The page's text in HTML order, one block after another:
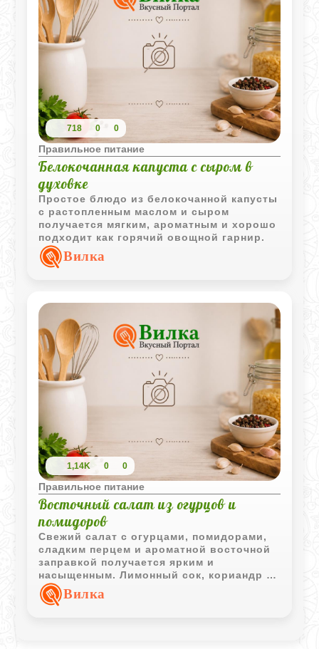
718 0 0
Правильное питание
Белокочанная капуста с сыром в
духовке
Простое блюдо из белокочанной капусты
с растопленным маслом и сыром
получается мягким, ароматным и хорошо
подходит как горячий овощной гарнир.
Вилка
1,14K 0 0
Правильное питание
Восточный салат из огурцов и
помидоров
Свежий салат с огурцами, помидорами,
сладким перцем и ароматной восточной
заправкой получается ярким и
насыщенным. Лимонный сок, кориандр и
базилик делают вкус особенно
выразительным.
Вилка